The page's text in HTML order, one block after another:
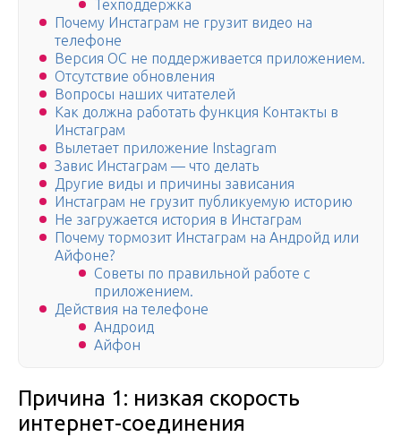
Техподдержка
Почему Инстаграм не грузит видео на
телефоне
Версия ОС не поддерживается приложением.
Отсутствие обновления
Вопросы наших читателей
Как должна работать функция Контакты в
Инстаграм
Вылетает приложение Instagram
Завис Инстаграм — что делать
Другие виды и причины зависания
Инстаграм не грузит публикуемую историю
Не загружается история в Инстаграм
Почему тормозит Инстаграм на Андройд или
Айфоне?
Советы по правильной работе с
приложением.
Действия на телефоне
Андроид
Айфон
Причина 1: низкая скорость
интернет-соединения